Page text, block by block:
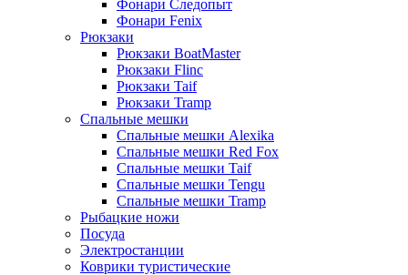
Фонари Следопыт
Фонари Fenix
Рюкзаки
Рюкзаки BoatMaster
Рюкзаки Flinc
Рюкзаки Taif
Рюкзаки Tramp
Спальные мешки
Спальные мешки Alexika
Спальные мешки Red Fox
Спальные мешки Taif
Спальные мешки Tengu
Спальные мешки Tramp
Рыбацкие ножи
Посуда
Электростанции
Коврики туристические